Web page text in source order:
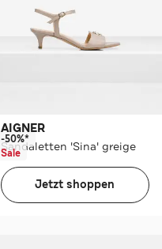
AIGNER
Sandaletten 'Sina' greige
-50%*
Sale
Jetzt shoppen